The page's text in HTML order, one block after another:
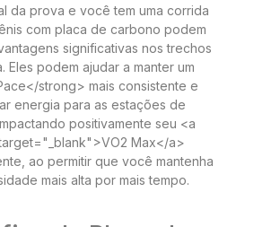
da prova e você tem uma corrida
com placa de carbono podem
significativas nos trechos
Eles podem ajudar a manter um
strong> mais consistente e
energia para as estações de
positivamente seu <a
Max</a>
ao permitir que você mantenha
mais alta por mais tempo.